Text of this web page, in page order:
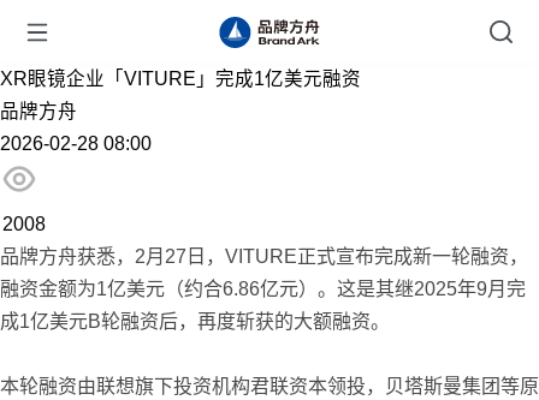
XR眼镜企业「VITURE」完成1亿美元融资
品牌方舟
2026-02-28 08:00
2008
品牌方舟获悉，2月27日，VITURE正式宣布完成新一轮融资，
融资金额为1亿美元（约合6.86亿元）。这是其继2025年9月完
成1亿美元B轮融资后，再度斩获的大额融资。
本轮融资由联想旗下投资机构君联资本领投，贝塔斯曼集团等原